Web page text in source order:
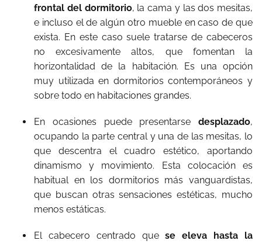
frontal del dormitorio, la cama y las dos mesitas,
e incluso el de algún otro mueble en caso de que
exista. En este caso suele tratarse de cabeceros
no excesivamente altos, que fomentan la
horizontalidad de la habitación. Es una opción
muy utilizada en dormitorios contemporáneos y
sobre todo en habitaciones grandes.
En ocasiones puede presentarse desplazado,
ocupando la parte central y una de las mesitas, lo
que descentra el cuadro estético, aportando
dinamismo y movimiento. Esta colocación es
habitual en los dormitorios más vanguardistas,
que buscan otras sensaciones estéticas, mucho
menos estáticas.
El cabecero centrado quese eleva hasta la